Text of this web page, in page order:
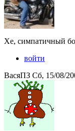
Хе, симпатичный
войти
ВасяПЗ Сб, 15/08/